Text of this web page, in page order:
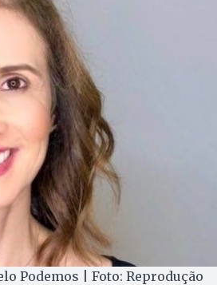
Podemos | Foto: Reprodução